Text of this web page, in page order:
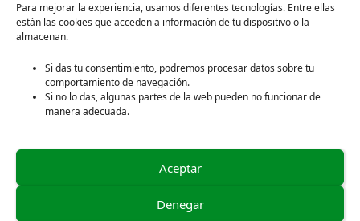
Para mejorar la experiencia, usamos diferentes tecnologías. Entre ellas
están las cookies que acceden a información de tu dispositivo o la
almacenan.
Si das tu consentimiento, podremos procesar datos sobre tu
comportamiento de navegación.
Si no lo das, algunas partes de la web pueden no funcionar de
manera adecuada.
Aceptar
Denegar
Síguenos en redes sociales:
Política de privacidad
Aviso legal